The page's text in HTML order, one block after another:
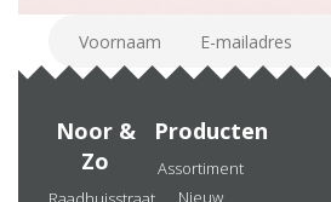
Noor &
Zo
Producten
Assortiment
Nieuw